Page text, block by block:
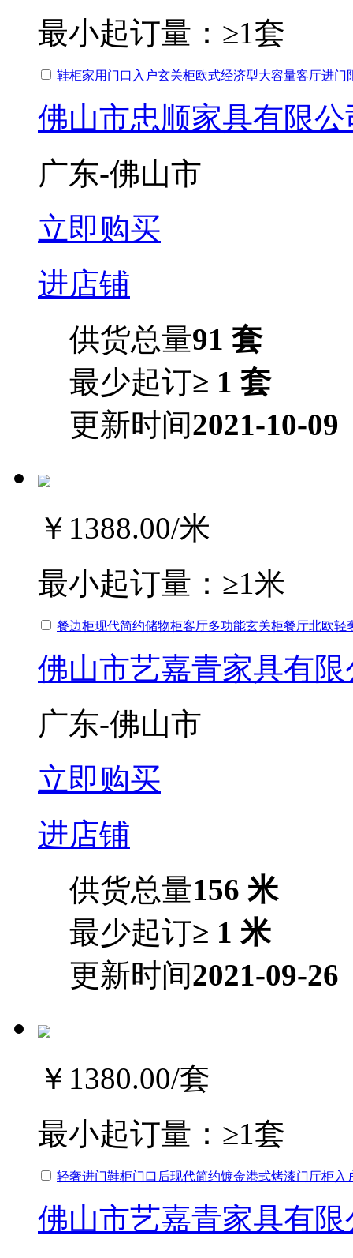
最小起订量： ≥1套
鞋柜家用门口入户玄关柜欧式经济型大容量客厅进门
佛山市忠顺家具有限公
广东-佛山市
立即购买
进店铺
供货总量91 套
最少起订≥ 1 套
更新时间2021-10-09
￥1388.00/米
最小起订量： ≥1米
餐边柜现代简约储物柜客厅多功能玄关柜餐厅北欧轻
佛山市艺嘉青家具有限
广东-佛山市
立即购买
进店铺
供货总量156 米
最少起订≥ 1 米
更新时间2021-09-26
￥1380.00/套
最小起订量： ≥1套
轻奢进门鞋柜门口后现代简约镀金港式烤漆门厅柜入
佛山市艺嘉青家具有限